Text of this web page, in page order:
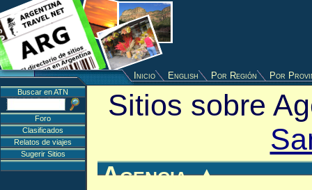
Inicio English Por Región Por
Sitios sobre
Agencia▲
Buscar en ATN
Foro
Clasificados
Relatos de viajes
Sugerir Sitios